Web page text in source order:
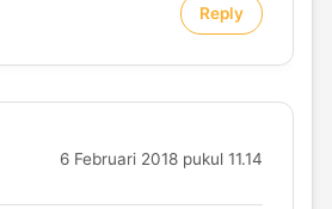
Reply
6 Februari 2018 pukul 11.14